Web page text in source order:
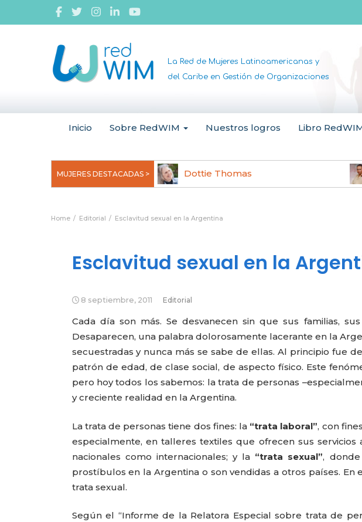
La Red de Mujeres Latinoamericanas y
del Caribe en Gestión de Organizaciones
Inicio Sobre RedWIM Nuestros logros Libro
MUJERES DESTACADAS >
Ruiz Robles Dottie Thomas
Home Editorial Esclavitud sexual en la Argentina
Esclavitud sexual en la
8 septiembre, 2011 Editorial
Cada día son más. Se desvanecen sin que sus familias,
Desaparecen, una palabra dolorosamente lacerante en la
secuestradas y nunca más se sabe de ellas. Al principio fue
patrón de edad, de clase social, de aspecto físico. Este
pero hoy todos los sabemos: la trata de personas
y creciente realidad en la Argentina.
La trata de personas tiene dos fines: la“trata laboral”, con
especialmente, en talleres textiles que ofrecen sus servicios
nacionales como internacionales; y la “trata sexual”,
prostíbulos en la Argentina o son vendidas a otros países.
trata sexual.
Según el “Informe de la Relatora Especial sobre trata de